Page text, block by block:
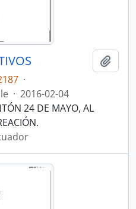
·
· 2016-02-04
24 DE MAYO, AL